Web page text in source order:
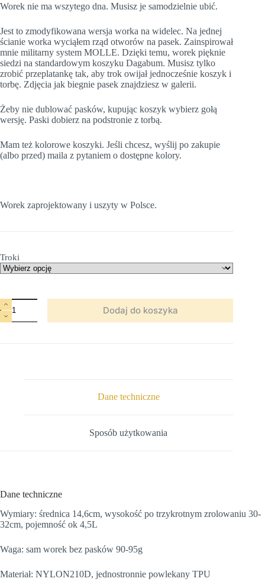
Worek nie ma wszytego dna. Musisz je samodzielnie ubić.
Jest to zmodyfikowana wersja worka na widelec. Na jednej
ścianie worka wyciąłem rząd otworów na pasek. Zainspirował
mnie militarny system MOLLE. Dzięki temu, worek pięknie
siedzi na standardowym koszyku Dagabum. Musisz tylko
zrobić przeplatankę tak, aby trok owijał jednocześnie koszyk i
torbę. Zdjęcia jak biegnie pasek znajdziesz w galerii.
Żeby nie dublować pasków, kupując koszyk wybierz gołą
wersję. Paski dobierz na podstronie z torbą.
Mam też kolorowe koszyki. Jeśli chcesz, wyślij po zakupie
(albo przed) maila z pytaniem o dostępne kolory.
Worek zaprojektowany i uszyty w Polsce.
Troki
ilość
Drybag
do
Dagabum
Dodaj do koszyka
Dane techniczne
Sposób użytkowania
Dane techniczne
Wymiary: średnica 14,6cm, wysokość po trzykrotnym zrolowaniu 30-
32cm, pojemność ok 4,5L
Waga: sam worek bez pasków 90-95g
Materiał: NYLON210D, jednostronnie powlekany TPU